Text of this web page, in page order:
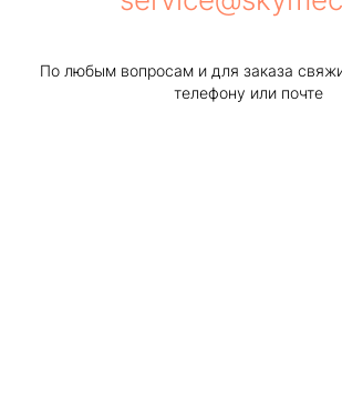
По любым вопросам и для заказа
телефону или почте